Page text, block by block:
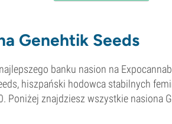
Genehtik Seeds
banku nasion na
hiszpański hodowca stabilnych
Poniżej znajdziesz wszystkie nasiona